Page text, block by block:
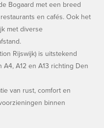
Bogaard met een breed
en cafés. Ook het
met diverse
Rijswijk) is uitstekend
A12 en A13 richting Den
van rust, comfort en
binnen